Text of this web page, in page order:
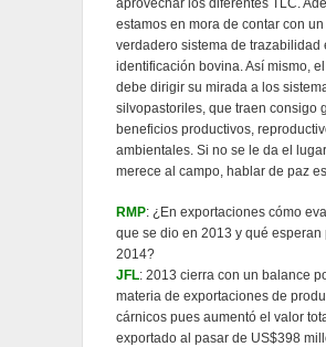
aprovechar los diferentes TLC.
estamos en mora de contar con un
verdadero sistema de trazabilidad
identificación bovina. Así mismo,
debe dirigir su mirada a los
silvopastoriles, que traen consigo
beneficios productivos,
ambientales. Si no se le da el
merece al campo, hablar de paz
RMP: ¿En exportaciones cómo
que se dio en 2013 y qué esperan
2014?
JFL: 2013 cierra con un balance
materia de exportaciones de
cárnicos pues aumentó el valor
exportado al pasar de US$398